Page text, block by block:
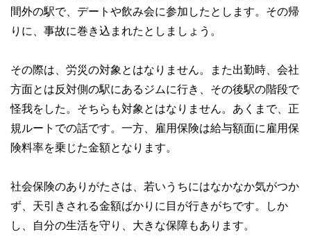
間外の駅で、デートや飲み会に参加したとします。その帰
りに、事故に巻き込まれたとしましょう。
その際は、労災の対象とはなりません。また出勤時、会社
方面とは反対側の駅にあるジムに行き、その後駅の階段で
怪我をした。そちらも対象とはなりません。あくまで、正
規ルートでの話です。一方、雇用保険は給与額面に雇用保
険料率を乗じた金額となります。
社会保険のありがたさは、若いうちにはなかなか気がつか
ず、天引きされる金額ばかりに目が行きがちです。しか
し、自分の生活を守り、大きな保障もあります。